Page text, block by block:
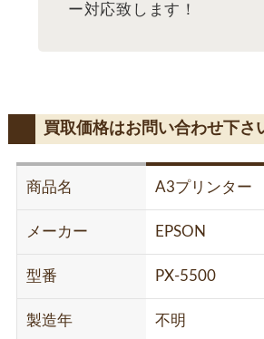
ー対応致します！
買取価格はお問い合わせ下さ
商品名 A3プリンター
メーカー EPSON
型番 PX-5500
製造年 不明